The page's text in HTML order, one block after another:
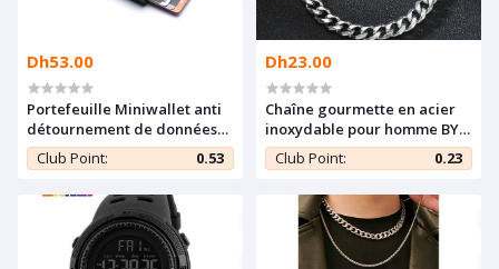
Dh53.00
Portefeuille Miniwallet anti
détournement de données
des cartes RFID et NFC noir
Club Point: 0.53
Dh23.00
Chaîne gourmette en acier
inoxydable pour homme BY
ELITE WORLD
Club Point: 0.23